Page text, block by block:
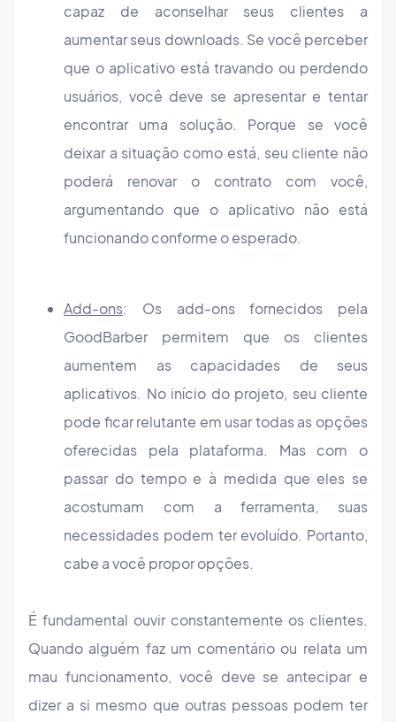
capaz de aconselhar seus clientes a
aumentar seus downloads. Se você perceber
que o aplicativo está travando ou perdendo
usuários, você deve se apresentar e tentar
encontrar uma solução. Porque se você
deixar a situação como está, seu cliente não
poderá renovar o contrato com você,
argumentando que o aplicativo não está
funcionando conforme o esperado.
Add-ons: Os add-ons fornecidos pela
GoodBarber permitem que os clientes
aumentem as capacidades de seus
aplicativos. No início do projeto, seu cliente
pode ficar relutante em usar todas as opções
oferecidas pela plataforma. Mas com o
passar do tempo e à medida que eles se
acostumam com a ferramenta, suas
necessidades podem ter evoluído. Portanto,
cabe a você propor opções.
É fundamental ouvir constantemente os clientes.
Quando alguém faz um comentário ou relata um
mau funcionamento, você deve se antecipar e
dizer a si mesmo que outras pessoas podem ter